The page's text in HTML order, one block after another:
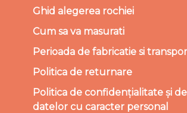
Ghid alegerea rochiei
Cum sa va masurati
Perioada de fabricatie si
Politica de returnare
Politica de confidențialitate și
datelor cu caracter personal